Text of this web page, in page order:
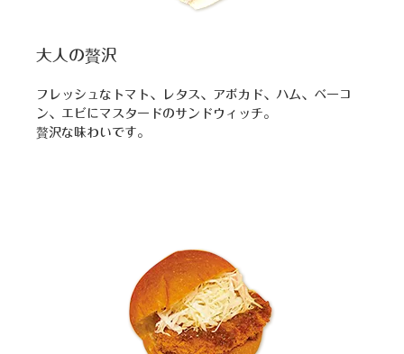
大人の贅沢
フレッシュなトマト、レタス、アボカド、ハム、ベーコ
ン、エビにマスタードのサンドウィッチ。
贅沢な味わいです。